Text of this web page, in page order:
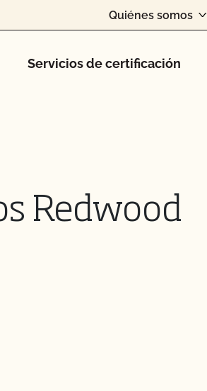
Quiénes somos
Servicios de certificación
Redwood